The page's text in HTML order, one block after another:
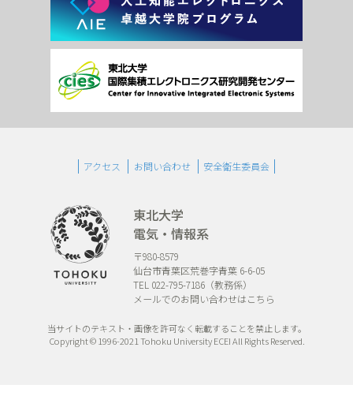
アクセス お問い合わせ 安全衛生委員会
東北大学
電気・情報系
〒980-8579
仙台市青葉区荒巻字青葉 6-6-05
TEL 022-795-7186（教務係）
メールでのお問い合わせはこちら
当サイトのテキスト・画像を許可なく転載することを禁止します。
Copyright © 1996-2021 Tohoku University ECEI All Rights Reserved.